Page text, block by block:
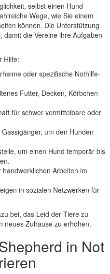
selbst einen Hund
Wege, wie Sie einem
können. Die Unterstützung
die Vereine ihre Aufgaben
Hilfe:
oder spezifische Nothilfe-
Futter, Decken, Körbchen
für schwer vermittelbare oder
um den Hunden
um einen Hund temporär bis
Arbeiten im
in sozialen Netzwerken für
bei, das Leid der Tiere zu
neues Zuhause zu erhöhen.
in Not